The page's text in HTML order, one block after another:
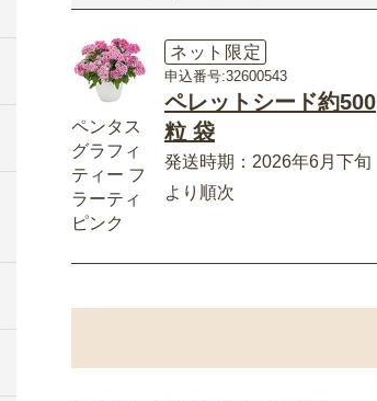
ペンタス
グラフィ
ティー フ
ラーティ
ピンク
ネット限定
申込番号:32600543
ペレットシード約500
粒 袋
発送時期：2026年6月下旬
より順次